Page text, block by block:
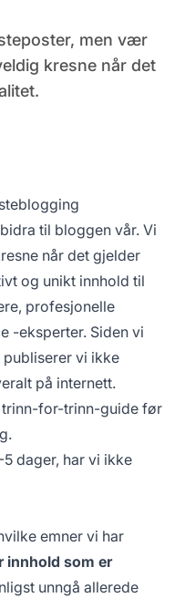
men vær
kresne når det
til bloggen vår. Vi
når det gjelder
og unikt innhold til
profesjonelle
-eksperter. Siden vi
vi ikke
på internett.
for-trinn-guide før
dager, har vi ikke
emner vi har
innhold som er
unngå allerede